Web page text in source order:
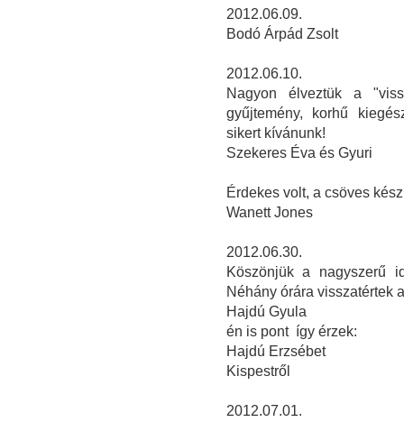
2012.06.09.
Bodó Árpád Zsolt
2012.06.10.
Nagyon élveztük a
gyűjtemény, korhű
sikert kívánunk!
Szekeres Éva és Gyuri
Érdekes volt, a csöves
Wanett Jones
2012.06.30.
Köszönjük a nagyszerű
Néhány órára visszatértek
Hajdú Gyula
én is pont így érzek:
Hajdú Erzsébet
Kispestről
2012.07.01.